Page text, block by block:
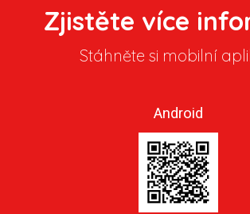
Zjistěte více
Stáhněte si mobilní
Android